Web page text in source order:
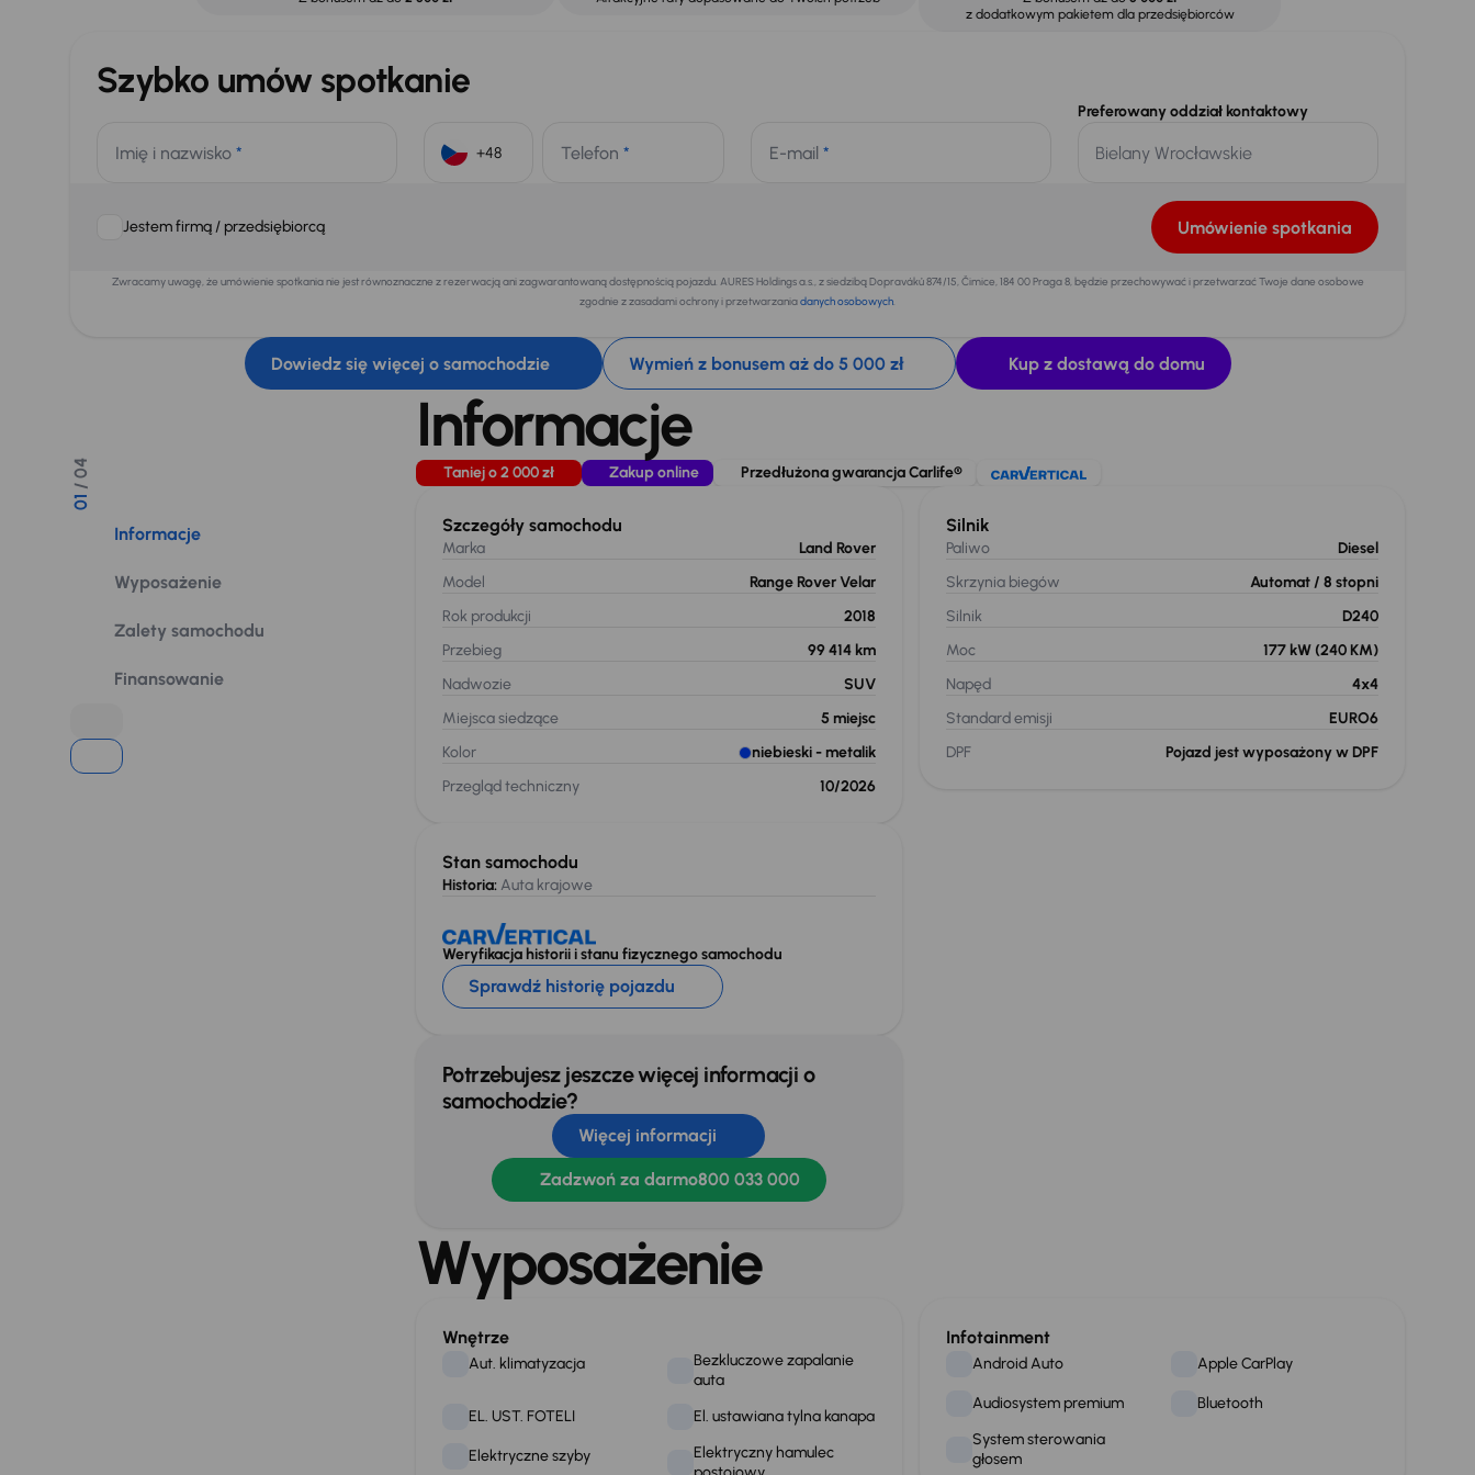
z dodatkowym pakietem dla przedsiębiorców
Szybko umów spotkanie
Imię i nazwisko * Telefon * E-mail *
Preferowany oddział kontaktowy
Jestem firmą / przedsiębiorcą Umówienie spotkania
Zwracamy uwagę, że umówienie spotkania nie jest równoznaczne z rezerwacją ani zagwarantowaną dostępnością pojazdu. AURES Holdings a.s., z siedzibą Dopraváků 874/15, Čimice, 184 00 Praga 8, będzie przechowywać i przetwarzać Twoje dane osobowe
zgodnie z zasadami ochrony i przetwarzaniadanych osobowych.
Dowiedz się więcej o samochodzie Wymień z bonusem aż do 5 000 zł Kup z dostawą do domu
01
/ 04
Informacje
Wyposażenie
Zalety samochodu
Finansowanie
Informacje
Taniej o 2 000 zł Zakup online Przedłużona gwarancja Carlife®
Szczegóły samochodu
Marka
Land Rover
Model
Range Rover Velar
Rok produkcji
2018
Przebieg
99 414 km
Nadwozie
SUV
Miejsca siedzące
5 miejsc
Kolor
niebieski - metalik
Przegląd techniczny
10/2026
Stan samochodu
Historia: Auta krajowe
Weryfikacja historii i stanu fizycznego samochodu
Sprawdź historię pojazdu
Potrzebujesz jeszcze więcej informacji o
samochodzie?
Więcej informacji
Zadzwoń za darmo800 033 000
Silnik
Paliwo
Diesel
Skrzynia biegów
Automat / 8 stopni
Silnik
D240
Moc
177 kW (240 KM)
Napęd
4x4
Standard emisji
EURO6
DPF
Pojazd jest wyposażony w DPF
Wyposażenie
Wnętrze
Aut. klimatyzacja
Bezkluczowe zapalanie
auta
EL. UST. FOTELI
El. ustawiana tylna kanapa
Elektryczne szyby
Elektryczny hamulec
Infotainment
Android Auto Apple CarPlay
Audiosystem premium
Bluetooth
System sterowania
głosem